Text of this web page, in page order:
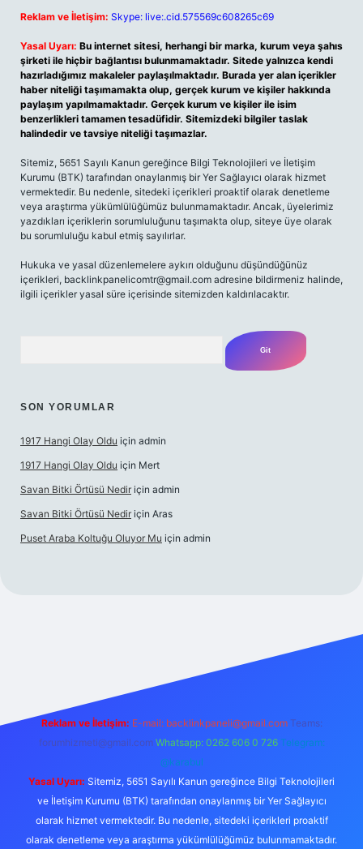
Reklam ve İletişim: Skype: live:.cid.575569c608265c69
Yasal Uyarı: Bu internet sitesi, herhangi bir marka, kurum veya şahıs
şirketi ile hiçbir bağlantısı bulunmamaktadır. Sitede yalnızca kendi
hazırladığımız makaleler paylaşılmaktadır. Burada yer alan içerikler
haber niteliği taşımamakta olup, gerçek kurum ve kişiler hakkında
paylaşım yapılmamaktadır. Gerçek kurum ve kişiler ile isim
benzerlikleri tamamen tesadüfidir. Sitemizdeki bilgiler taslak
halindedir ve tavsiye niteliği taşımazlar.
Sitemiz, 5651 Sayılı Kanun gereğince Bilgi Teknolojileri ve İletişim
Kurumu (BTK) tarafından onaylanmış bir Yer Sağlayıcı olarak hizmet
vermektedir. Bu nedenle, sitedeki içerikleri proaktif olarak denetleme
veya araştırma yükümlülüğümüz bulunmamaktadır. Ancak, üyelerimiz
yazdıkları içeriklerin sorumluluğunu taşımakta olup, siteye üye olarak
bu sorumluluğu kabul etmiş sayılırlar.
Hukuka ve yasal düzenlemelere aykırı olduğunu düşündüğünüz
içerikleri, backlinkpanelicomtr@gmail.com adresine bildirmeniz halinde,
ilgili içerikler yasal süre içerisinde sitemizden kaldırılacaktır.
SON YORUMLAR
1917 Hangi Olay Oldu için admin
1917 Hangi Olay Oldu için Mert
Savan Bitki Örtüsü Nedir için admin
Savan Bitki Örtüsü Nedir için Aras
Puset Araba Koltuğu Oluyor Mu için admin
Reklam ve İletişim: E-mail: backlinkpaneli@gmail.com Teams:
forumhizmeti@gmail.com Whatsapp: 0262 606 0 726 Telegram:
@karabul
Yasal Uyarı: Sitemiz, 5651 Sayılı Kanun gereğince Bilgi Teknolojileri
ve İletişim Kurumu (BTK) tarafından onaylanmış bir Yer Sağlayıcı
olarak hizmet vermektedir. Bu nedenle, sitedeki içerikleri proaktif
olarak denetleme veya araştırma yükümlülüğümüz bulunmamaktadır.